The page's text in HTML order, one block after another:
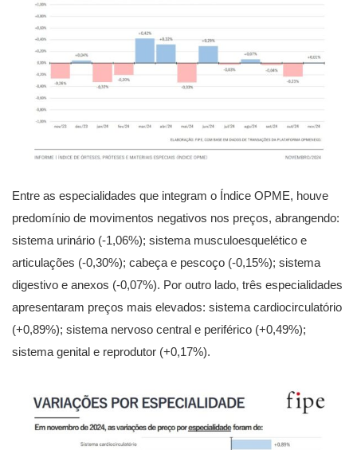
Entre as especialidades que integram o Índice OPME, houve
predomínio de movimentos negativos nos preços, abrangendo:
sistema urinário (-1,06%); sistema musculoesquelético e
articulações (-0,30%); cabeça e pescoço (-0,15%); sistema
digestivo e anexos (-0,07%). Por outro lado, três especialidades
apresentaram preços mais elevados: sistema cardiocirculatório
(+0,89%); sistema nervoso central e periférico (+0,49%);
sistema genital e reprodutor (+0,17%).